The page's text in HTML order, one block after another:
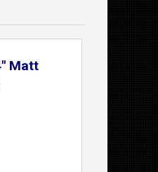
Matt